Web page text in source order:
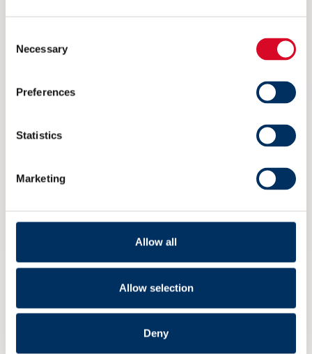
Selection
Necessary
Preferences
Statistics
Marketing
Allow all
Allow selection
Deny
Ikke på Arendalsuka? Her kan du
streame arrangementet til NME